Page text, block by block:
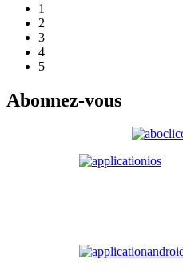
1
2
3
4
5
Abonnez-vous